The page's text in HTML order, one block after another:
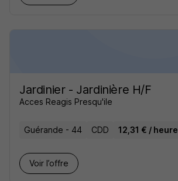
Jardinier - Jardinière H/F
Acces Reagis Presqu'ile
Guérande - 44 CDD 12,31 € / heure
Voir l’offre